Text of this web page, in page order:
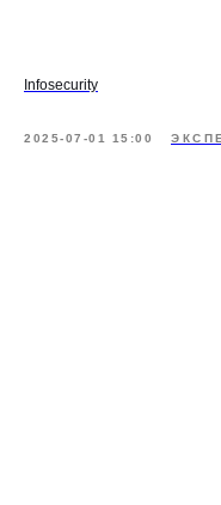
Infosecurity
2025-07-01 15:00